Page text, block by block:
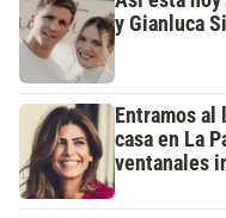
y Gianluca
Entramos
casa en La
ventanales